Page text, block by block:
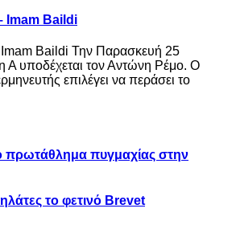
Imam Baildi
Baildi Την Παρασκευή 25
Α υποδέχεται τον Αντώνη Ρέμο. Ο
επιλέγει να περάσει το
πρωτάθλημα πυγμαχίας στην
το φετινό Brevet